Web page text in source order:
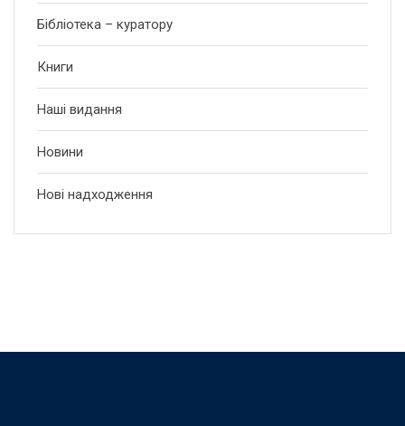
Бібліотека – куратору
Книги
Наші видання
Новини
Нові надходження